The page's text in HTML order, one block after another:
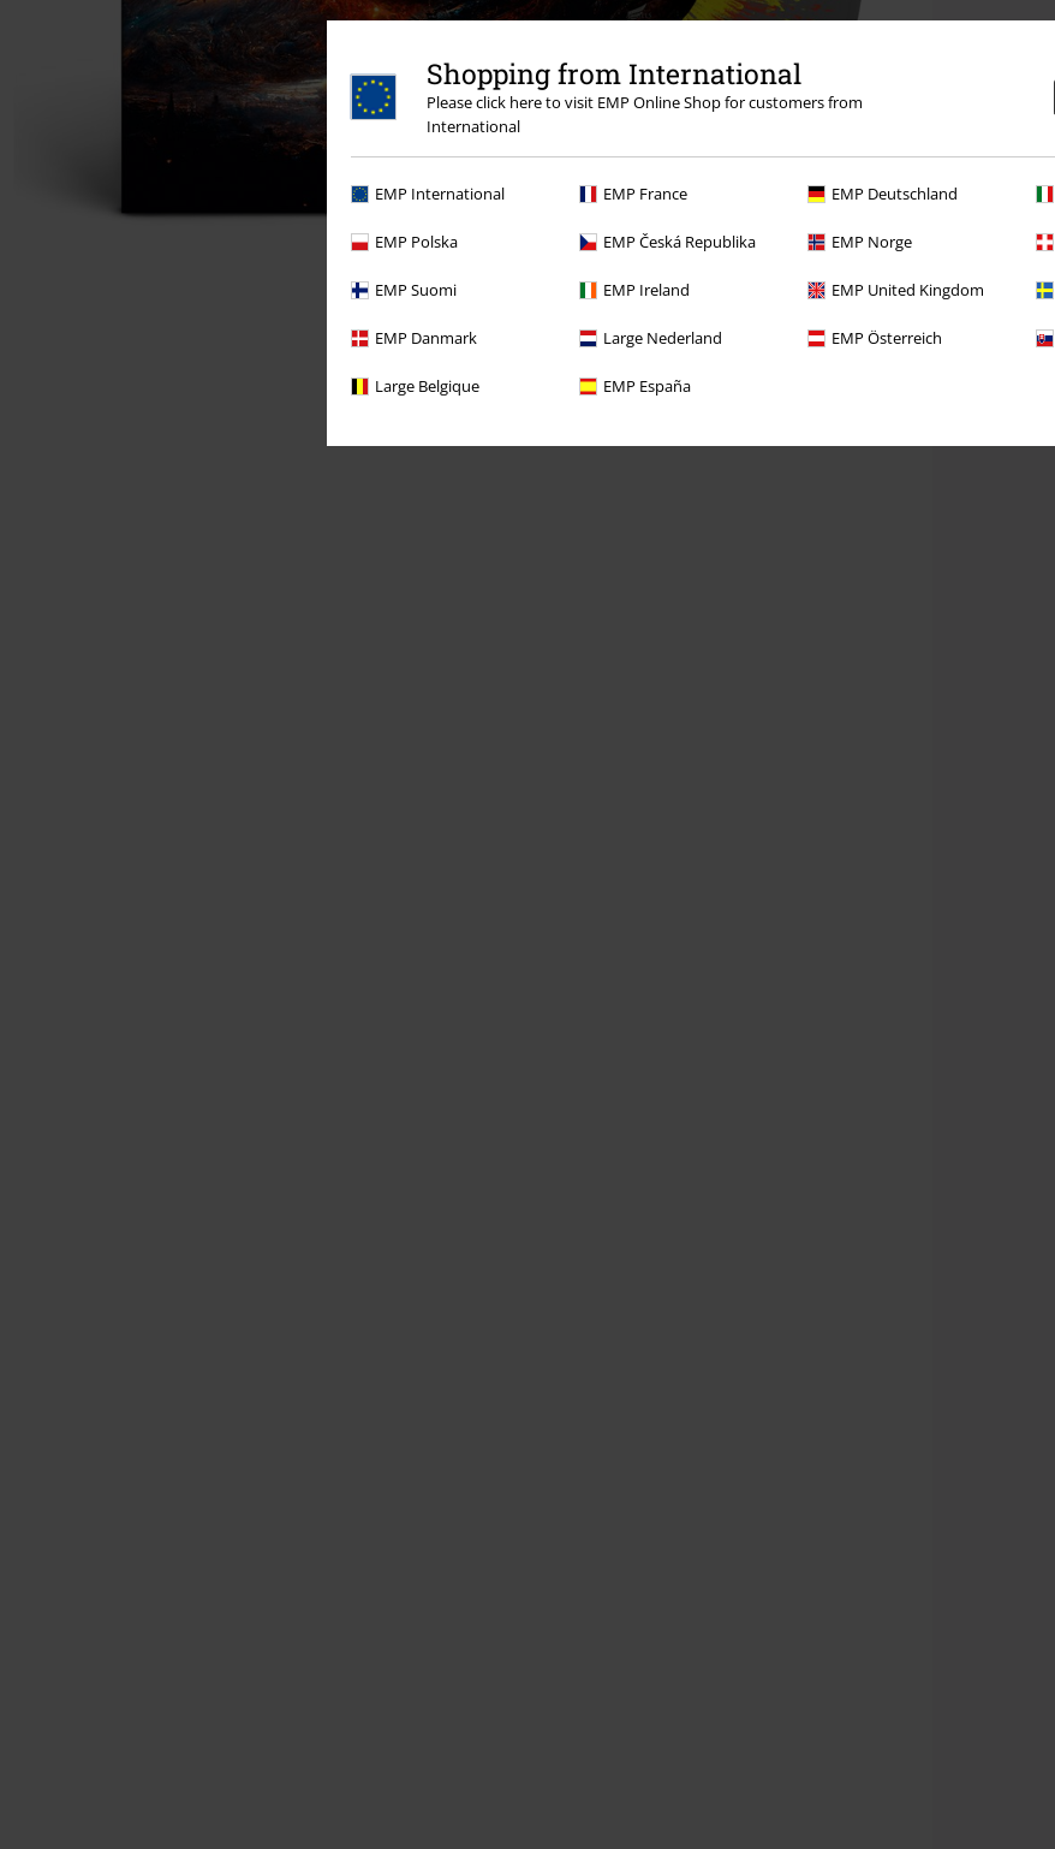
Shopping from International
Please click here to visit EMP Online Shop for customers from
International
EMP International EMP France EMP Deutschland
EMP Polska EMP Česká Republika EMP Norge
EMP Suomi EMP Ireland EMP United Kingdom
EMP Danmark Large Nederland EMP Österreich
Large Belgique EMP España